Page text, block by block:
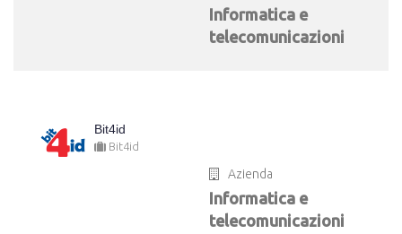
Informatica e
telecomunicazioni
Bit4id
Bit4id
Azienda
Informatica e
telecomunicazioni